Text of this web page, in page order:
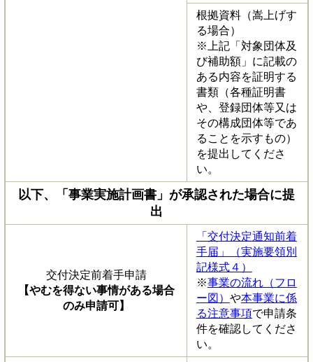
根拠資料（嵩上げす
る場合）
※上記「対象団体及
び補助額」に記載の
ある内容を証明する
書類（各種証明書
や、登録団体等又は
その構成団体等であ
ることを示すもの）
を提出してくださ
い。
以下、「事業実施計画書」が承認された場合に提
出
交付決定前着手申請
【やむを得ない事情がある場合
のみ申請可】
「交付決定通知前着
手届」（実施要領別
記様式４）
※事業の流れ（フロ
ー図） や本事業に係
る注意事項で申請条
件を確認してくださ
い。